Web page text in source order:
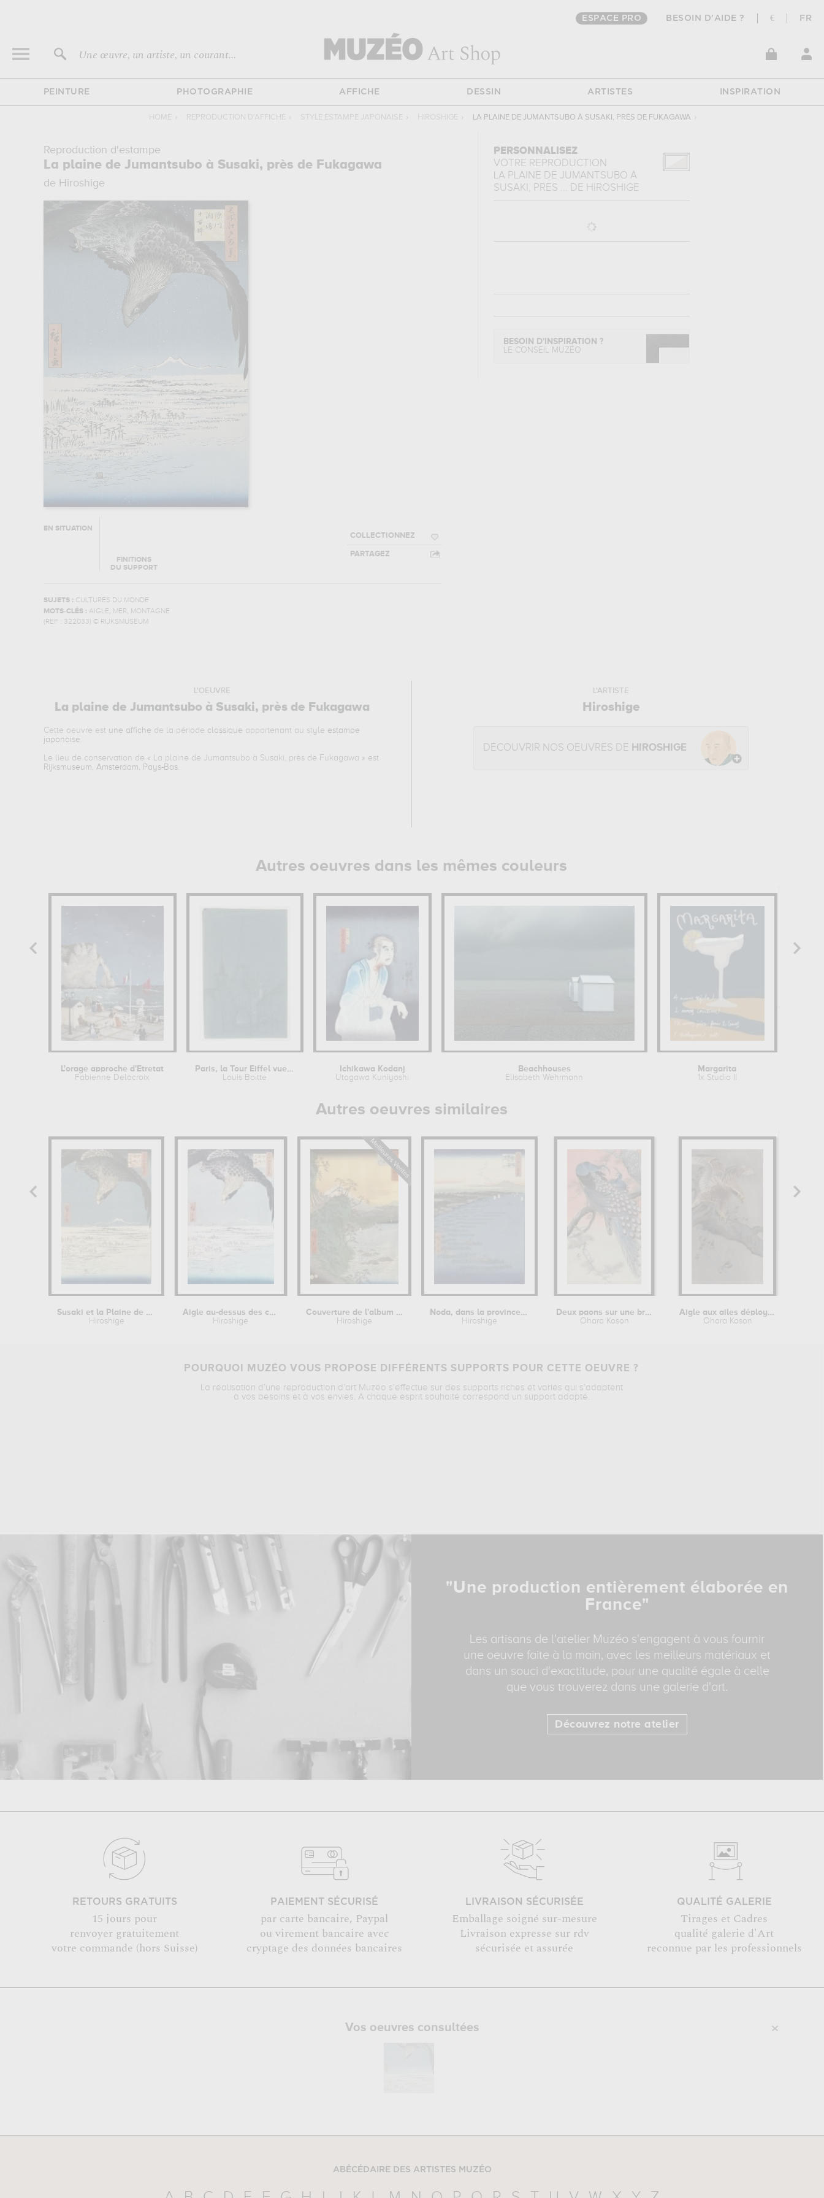
ESPACE PRO BESOIN D'AIDE ? € FR
Une œuvre, un artiste, un courant...
PEINTURE PHOTOGRAPHIE AFFICHE DESSIN ARTISTES INSPIRATION
HOME › REPRODUCTION D'AFFICHE › STYLE ESTAMPE JAPONAISE › HIROSHIGE › LA PLAINE DE JUMANTSUBO À SUSAKI, PRÈS DE FUKAGAWA ›
Reproduction d'estampe
La plaine de Jumantsubo à Susaki, près de Fukagawa
de Hiroshige
EN SITUATION
FINITIONS
DU SUPPORT
COLLECTIONNEZ
PARTAGEZ
SUJETS : CULTURES DU MONDE
MOTS-CLÉS : AIGLE, MER, MONTAGNE
(REF : 322033) © RIJKSMUSEUM
PERSONNALISEZ
VOTRE REPRODUCTION
LA PLAINE DE JUMANTSUBO À
SUSAKI, PRÈS ... DE HIROSHIGE
BESOIN D'INSPIRATION ?
LE CONSEIL MUZÉO
L'OEUVRE
La plaine de Jumantsubo à Susaki, près de Fukagawa
Cette oeuvre est une affiche de la période classique appartenant au style estampe
japonaise.
Le lieu de conservation de « La plaine de Jumantsubo à Susaki, près de Fukagawa » est
Rijksmuseum, Amsterdam, Pays-Bas.
L'ARTISTE
Hiroshige
DÉCOUVRIR NOS OEUVRES DE HIROSHIGE
Autres oeuvres dans les mêmes couleurs
L'orage approche d'Etretat
Fabienne Delacroix
Paris, la Tour Eiffel vue du quai de...
Louis Boitte
Ichikawa Kodanj
Utagawa Kuniyoshi
Beachhouses
Elisabeth Wehrmann
Margarita
1x Studio II
Autres oeuvres similaires
Susaki et la Plaine de Jûmantsubo...
Hiroshige
Aigle au-dessus des champs de Susaki...
Hiroshige
Couverture de l'album de la série...
Hiroshige
Noda, dans la province de Mutsu
Hiroshige
Deux paons sur une branche d'arbre
Ohara Koson
Aigle aux ailes déployées sur un...
Ohara Koson
POURQUOI MUZÉO VOUS PROPOSE DIFFÉRENTS SUPPORTS POUR CETTE OEUVRE ?
La réalisation d’une reproduction d’art Muzéo s’effectue sur des supports riches et variés qui s’adaptent
à vos besoins et à vos envies. A chaque esprit souhaité correspond un support adapté.
"Une production entièrement élaborée en
France"
Les artisans de l'atelier Muzéo s'engagent à vous fournir
une oeuvre faite à la main, avec les meilleurs matériaux et
dans un souci d'exactitude, pour une qualité égale à celle
que vous trouverez dans une galerie d'art.
Découvrez notre atelier
RETOURS GRATUITS
15 jours pour
renvoyer gratuitement
votre commande (hors Suisse)
PAIEMENT SÉCURISÉ
par carte bancaire, Paypal
ou virement bancaire avec
cryptage des données bancaires
LIVRAISON SÉCURISÉE
Emballage soigné sur-mesure
Livraison expresse sur rdv
sécurisée et assurée
QUALITÉ GALERIE
Tirages et Cadres
qualité galerie d'Art
reconnue par les professionnels
Vos oeuvres consultées
ABÉCÉDAIRE DES ARTISTES MUZÉO